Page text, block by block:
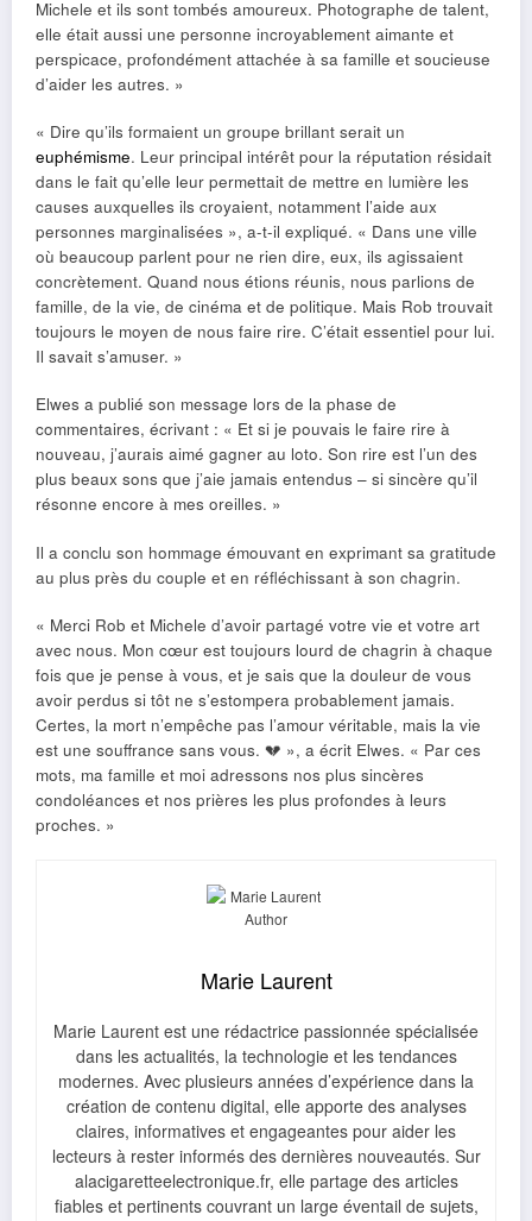
Michele et ils sont tombés amoureux. Photographe de talent,
elle était aussi une personne incroyablement aimante et
perspicace, profondément attachée à sa famille et soucieuse
d’aider les autres. »
« Dire qu’ils formaient un groupe brillant serait un
euphémisme. Leur principal intérêt pour la réputation résidait
dans le fait qu’elle leur permettait de mettre en lumière les
causes auxquelles ils croyaient, notamment l’aide aux
personnes marginalisées », a-t-il expliqué. « Dans une ville
où beaucoup parlent pour ne rien dire, eux, ils agissaient
concrètement. Quand nous étions réunis, nous parlions de
famille, de la vie, de cinéma et de politique. Mais Rob trouvait
toujours le moyen de nous faire rire. C’était essentiel pour lui.
Il savait s’amuser. »
Elwes a publié son message lors de la phase de
commentaires, écrivant : « Et si je pouvais le faire rire à
nouveau, j’aurais aimé gagner au loto. Son rire est l’un des
plus beaux sons que j’aie jamais entendus – si sincère qu’il
résonne encore à mes oreilles. »
Il a conclu son hommage émouvant en exprimant sa gratitude
au plus près du couple et en réfléchissant à son chagrin.
« Merci Rob et Michele d’avoir partagé votre vie et votre art
avec nous. Mon cœur est toujours lourd de chagrin à chaque
fois que je pense à vous, et je sais que la douleur de vous
avoir perdus si tôt ne s’estompera probablement jamais.
Certes, la mort n’empêche pas l’amour véritable, mais la vie
est une souffrance sans vous. 💔 », a écrit Elwes. « Par ces
mots, ma famille et moi adressons nos plus sincères
condoléances et nos prières les plus profondes à leurs
proches. »
Marie Laurent
Marie Laurent est une rédactrice passionnée spécialisée
dans les actualités, la technologie et les tendances
modernes. Avec plusieurs années d’expérience dans la
création de contenu digital, elle apporte des analyses
claires, informatives et engageantes pour aider les
lecteurs à rester informés des dernières nouveautés. Sur
alacigaretteelectronique.fr, elle partage des articles
fiables et pertinents couvrant un large éventail de sujets,